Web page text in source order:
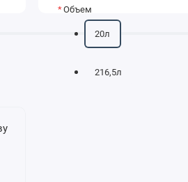
Объем
20л
216,5л